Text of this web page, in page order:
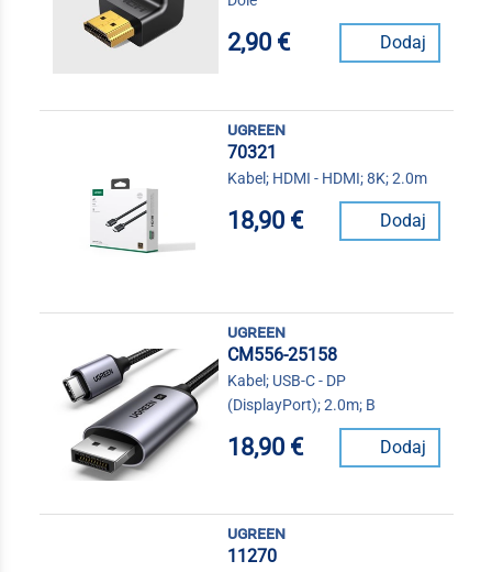
2,90 € Dodaj
ugreen
70321
Kabel; HDMI - HDMI; 8K; 2.0m
18,90 € Dodaj
ugreen
CM556-25158
Kabel; USB-C - DP
(DisplayPort); 2.0m; B
18,90 € Dodaj
ugreen
11270